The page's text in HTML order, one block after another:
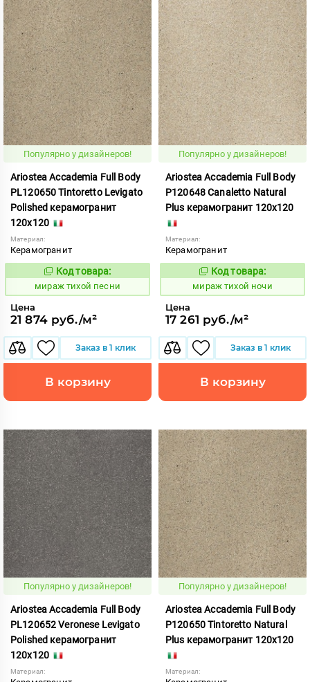
Популярно у дизайнеров!
Ariostea Accademia Full Body
PL120650 Tintoretto Levigato
Polished керамогранит
120x120
Материал:
Керамогранит
997069
Код товара:
мираж тихой песни
Цена
21 874 руб./м²
Заказ в 1 клик
В корзину
Популярно у дизайнеров!
Ariostea Accademia Full Body
P120648 Canaletto Natural
Plus керамогранит 120x120
Материал:
Керамогранит
997061
Код товара:
мираж тихой ночи
Цена
17 261 руб./м²
Заказ в 1 клик
В корзину
Популярно у дизайнеров!
Ariostea Accademia Full Body
PL120652 Veronese Levigato
Polished керамогранит
120x120
Материал:
Популярно у дизайнеров!
Ariostea Accademia Full Body
P120650 Tintoretto Natural
Plus керамогранит 120x120
Материал: